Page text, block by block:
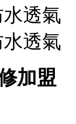
透氣
透氣
加盟